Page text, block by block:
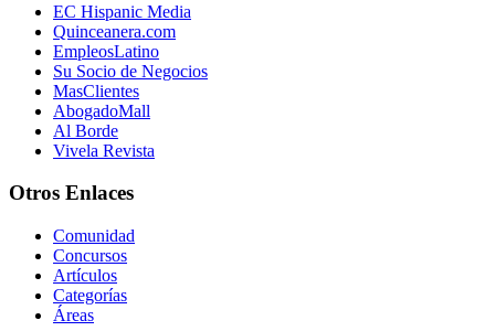
EC Hispanic Media
Quinceanera.com
EmpleosLatino
Su Socio de Negocios
MasClientes
AbogadoMall
Al Borde
Vivela Revista
Otros Enlaces
Comunidad
Concursos
Artículos
Categorías
Áreas